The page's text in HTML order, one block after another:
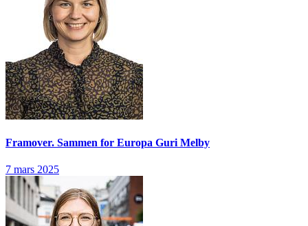
Framover. Sammen for Europa Guri Melby
7 mars 2025